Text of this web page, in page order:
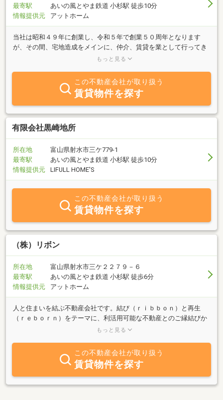
最寄駅
あいの風とやま鉄道 小杉駅 徒歩10分
情報提供元
アットホーム
当社は昭和４９年に創業し、令和５年で創業５０周年となります
が、その間、宅地造成をメインに、仲介、賃貸を業として行ってき
ています。この間、一貫して、社会から必要とされる会社でありた
た。当社が目指すのは、今後５０年いや数百年の時代の変節に順応
できる、そんな街並みを作っていけたらと考えています。特に、そ
こで育った子供達が誇りに思えるふるさとができれば最高の喜びで
あります。又、お客様に対しては、お求めになる要望に対し、真剣
に向き合って、一緒に問題点を解決していけたらと考えています。
どんな些細なことでも、遠慮なくご提案頂きたい、私たちには、お
見つめて、価値ある不動産の創造”を掲げ、お客様の笑顔を求めて、
不動産業を進めていきたいと考えています。
もっと見る
この不動産会社が取り扱う
賃貸物件を探す
有限会社黒崎地所
所在地
富山県射水市三ケ779-1
最寄駅
あいの風とやま鉄道 小杉駅 徒歩10分
情報提供元
LIFULL HOME'S
この不動産会社が取り扱う
賃貸物件を探す
（株）リボン
所在地
富山県射水市三ケ２２７９－６
最寄駅
あいの風とやま鉄道 小杉駅 徒歩6分
情報提供元
アットホーム
人と住まいを結ぶ不動産会社です。結び（ｒｉｂｂｏｎ）と再生
（ｒｅｂｏｒｎ）をテーマに、利活用可能な不動産とのご縁結びか
らリフォーム・リノベーションまで一貫してお任せいただけます。
♪売却のご相談などもお気軽にお問い合わせください♪
もっと見る
この不動産会社が取り扱う
賃貸物件を探す